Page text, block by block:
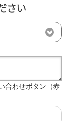
さい
合わせボタン（赤